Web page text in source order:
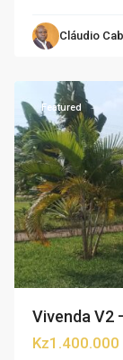
Cláudio
Talatona,
Featured
Vivenda V2
Kz1.400.000